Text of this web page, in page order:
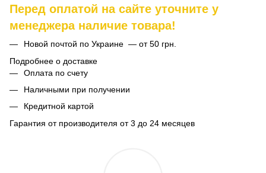
Перед оплатой на сайте уточните у
менеджера наличие товара!
Новой почтой по Украине — от 50 грн.
Подробнее о доставке
Оплата по счету
Наличными при получении
Кредитной картой
Гарантия от производителя от 3 до 24 месяцев